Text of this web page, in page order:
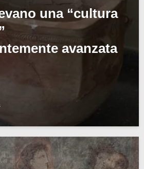
una “cultura
avanzata